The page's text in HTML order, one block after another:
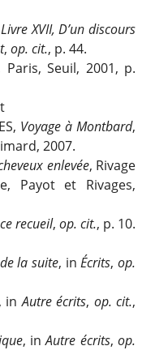
XVII, D’un discours
, op. cit., p. 44.
Paris, Seuil, 2001, p.
Voyage à Montbard,
2007.
enlevée, Rivage
Payot et Rivages,
recueil, op. cit., p. 10.
la suite, inÉcrits,op.
inAutre écrits, op. cit.,
, inAutre écrits, op.